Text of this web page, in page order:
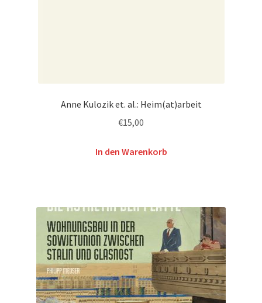
Anne Kulozik et. al.: Heim(at)arbeit
€15,00
In den Warenkorb